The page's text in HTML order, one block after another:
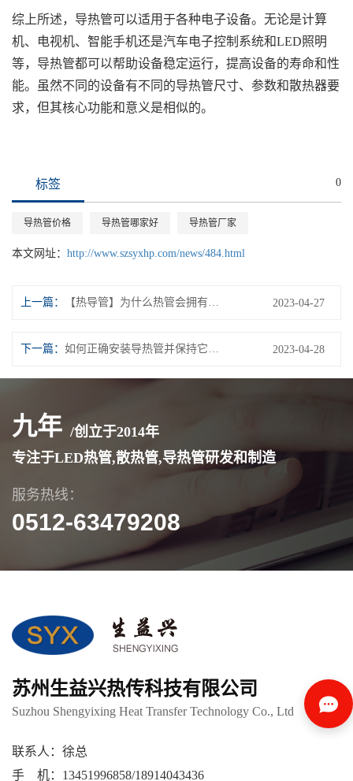
综上所述，导热管可以适用于各种电子设备。无论是计算
机、电视机、智能手机还是汽车电子控制系统和LED照明
等，导热管都可以帮助设备稳定运行，提高设备的寿命和性
能。虽然不同的设备有不同的导热管尺寸、参数和散热器要
求，但其核心功能和意义是相似的。
标签 0
导热管价格 导热管哪家好 导热管厂家
本文网址： http://www.szsyxhp.com/news/484.html
上一篇： 【热导管】为什么热管会拥有如此良好的导热能力？ 2023-04-27
下一篇： 如何正确安装导热管并保持它的良好工作状态？ 2023-04-28
九年 /创立于2014年
专注于LED热管,散热管,导热管研发和制造
服务热线：
0512-63479208
苏州生益兴热传科技有限公司
Suzhou Shengyixing Heat Transfer Technology Co., Ltd
联系人：徐总
手 机：13451996858/18914043436